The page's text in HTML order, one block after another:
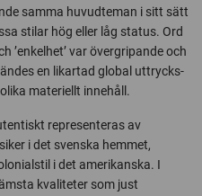
samma huvudteman i sitt sätt
stilar hög eller låg status. Ord
’enkelhet’ var övergripande och
en likartad global uttrycks-
materiellt innehåll.
representeras av
i det svenska hemmet,
i det amerikanska. I
kvaliteter som just